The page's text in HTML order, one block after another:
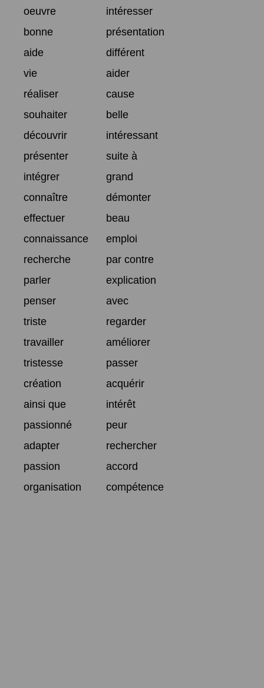
oeuvre
intéresser
bonne
présentation
aide
différent
vie
aider
réaliser
cause
souhaiter
belle
découvrir
intéressant
présenter
suite à
intégrer
grand
connaître
démonter
effectuer
beau
connaissance
emploi
recherche
par contre
parler
explication
penser
avec
triste
regarder
travailler
améliorer
tristesse
passer
création
acquérir
ainsi que
intérêt
passionné
peur
adapter
rechercher
passion
accord
organisation
compétence